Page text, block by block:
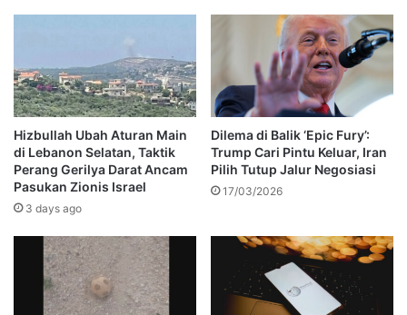
Hizbullah Ubah Aturan Main
di Lebanon Selatan, Taktik
Perang Gerilya Darat Ancam
Pasukan Zionis Israel
3 days ago
Dilema di Balik ‘Epic Fury’:
Trump Cari Pintu Keluar, Iran
Pilih Tutup Jalur Negosiasi
17/03/2026